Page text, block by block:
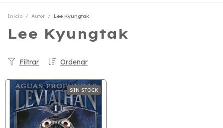
Inicio / Autor / Lee Kyungtak
Lee Kyungtak
Ordenar
Filtrar
SIN STOCK